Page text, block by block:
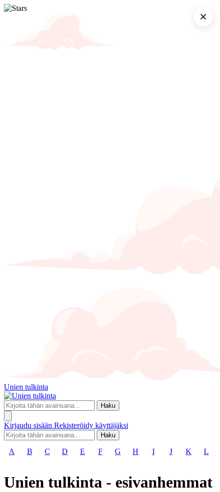
Unien tulkinta
Haku
Kirjaudu sisään Rekisteröidy käyttäjäksi
Haku
A B C D E F G H I J K L
Unien tulkinta - esivanhemmat